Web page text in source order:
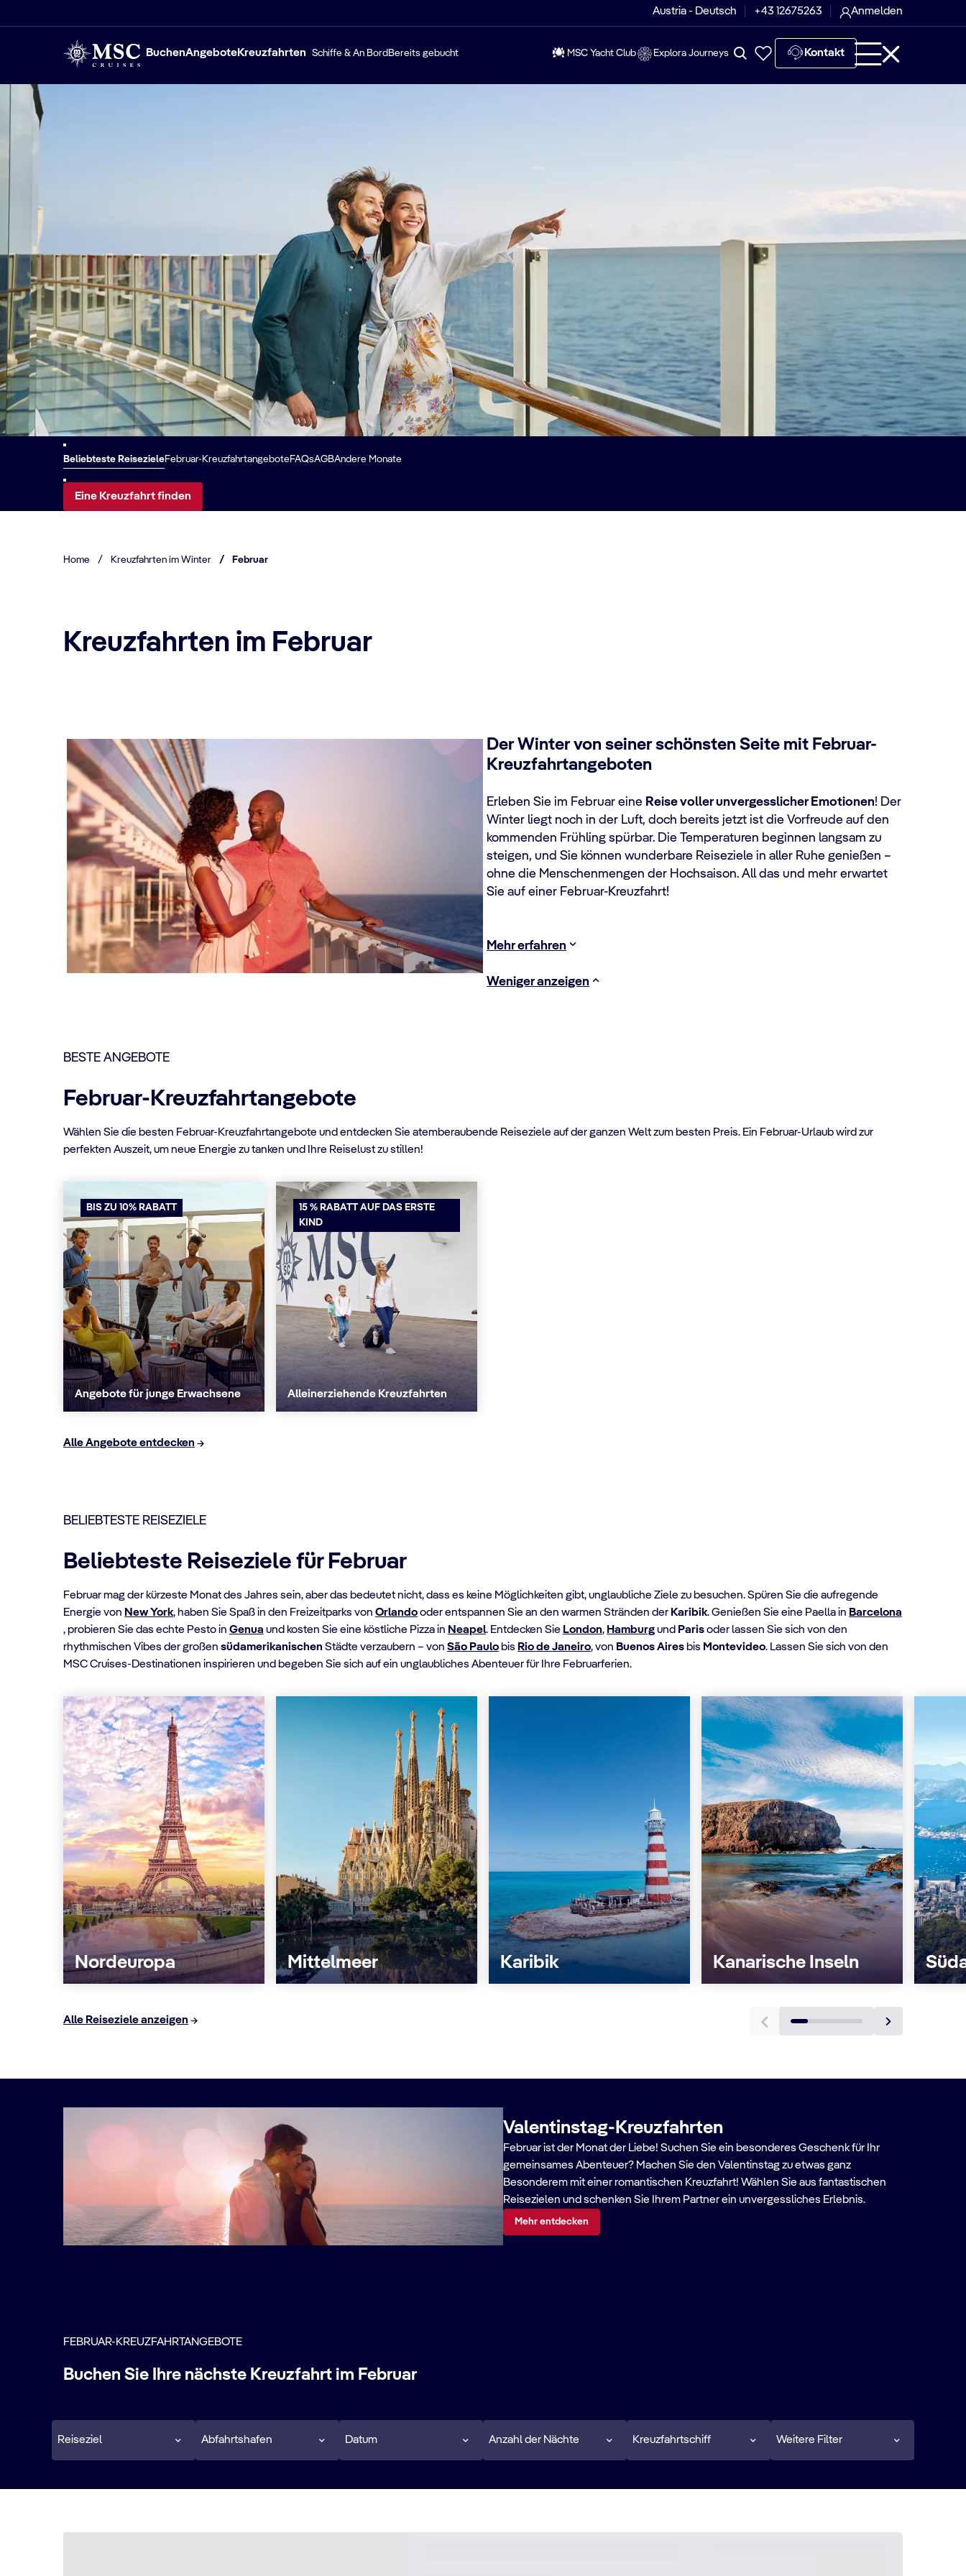
Austria - Deutsch +43 12675263 Anmelden
BuchenAngeboteKreuzfahrten Schiffe & An Bord Bereits gebucht MSC Yacht Club Explora Journeys Kontakt
Beliebteste ReisezieleFebruar-Kreuzfahrtangebote FAQsAGBAndere Monate
Eine Kreuzfahrt finden
Home / Kreuzfahrten im Winter / Februar
Kreuzfahrten im Februar
Der Winter von seiner schönsten Seite mit Februar-
Kreuzfahrtangeboten
Erleben Sie im Februar eine Reise voller unvergesslicher Emotionen! Der
Winter liegt noch in der Luft, doch bereits jetzt ist die Vorfreude auf den
kommenden Frühling spürbar. Die Temperaturen beginnen langsam zu
steigen, und Sie können wunderbare Reiseziele in aller Ruhe genießen –
ohne die Menschenmengen der Hochsaison. All das und mehr erwartet
Sie auf einer Februar-Kreuzfahrt!
Mehr erfahren
Weniger anzeigen
BESTE ANGEBOTE
Februar-Kreuzfahrtangebote
Wählen Sie die besten Februar-Kreuzfahrtangebote und entdecken Sie atemberaubende Reiseziele auf der ganzen Welt zum besten Preis. Ein Februar-Urlaub wird zur
perfekten Auszeit, um neue Energie zu tanken und Ihre Reiselust zu stillen!
BIS ZU 10% RABATT
Angebote für junge Erwachsene
15 % RABATT AUF DAS ERSTE
KIND
Alleinerziehende Kreuzfahrten
Alle Angebote entdecken
BELIEBTESTE REISEZIELE
Beliebteste Reiseziele für Februar
Februar mag der kürzeste Monat des Jahres sein, aber das bedeutet nicht, dass es keine Möglichkeiten gibt, unglaubliche Ziele zu besuchen. Spüren Sie die aufregende
Energie von New York, haben Sie Spaß in den Freizeitparks von Orlandooder entspannen Sie an den warmen Stränden der Karibik. Genießen Sie eine Paella in Barcelona
, probieren Sie das echte Pesto in Genua und kosten Sie eine köstliche Pizza in Neapel. Entdecken Sie London, Hamburgund Parisoder lassen Sie sich von den
rhythmischen Vibes der großen südamerikanischen Städte verzaubern – von São Paulo bis Rio de Janeiro, von Buenos Aires bis Montevideo. Lassen Sie sich von den
MSC Cruises-Destinationen inspirieren und begeben Sie sich auf ein unglaubliches Abenteuer für Ihre Februarferien.
Nordeuropa Mittelmeer Karibik Kanarische Inseln
Alle Reiseziele anzeigen
Valentinstag-Kreuzfahrten
Februar ist der Monat der Liebe! Suchen Sie ein besonderes Geschenk für Ihr
gemeinsames Abenteuer? Machen Sie den Valentinstag zu etwas ganz
Besonderem mit einer romantischen Kreuzfahrt! Wählen Sie aus fantastischen
Reisezielen und schenken Sie Ihrem Partner ein unvergessliches Erlebnis.
Mehr entdecken
FEBRUAR-KREUZFAHRTANGEBOTE
Buchen Sie Ihre nächste Kreuzfahrt im Februar
Reiseziel Abfahrtshafen Datum Anzahl der Nächte Kreuzfahrtschiff Weitere Filter